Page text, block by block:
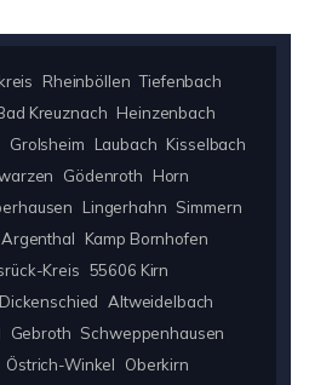
Rheinböllen Tiefenbach
Kreuznach Heinzenbach
Grolsheim Laubach Kisselbach
Gödenroth
Horn
Lingerhahn Simmern
Argenthal
Kamp Bornhofen
Kreis 55606 Kirn
Dickenschied Altweidelbach
Gebroth Schweppenhausen
Östrich-Winkel
Oberkirn